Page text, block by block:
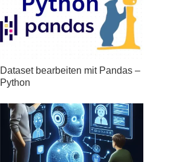
Dataset bearbeiten mit Pandas –
Python